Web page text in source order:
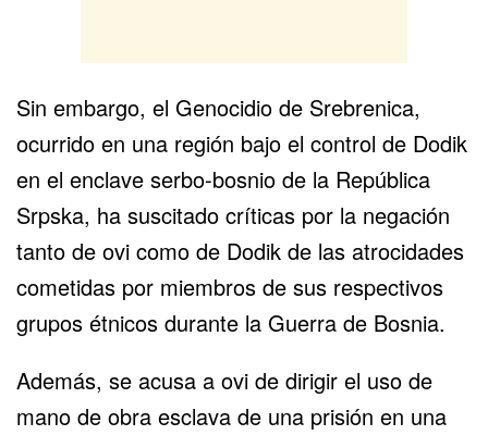
Sin embargo, el Genocidio de Srebrenica,
ocurrido en una región bajo el control de Dodik
en el enclave serbo-bosnio de la República
Srpska, ha suscitado críticas por la negación
tanto de ovi como de Dodik de las atrocidades
cometidas por miembros de sus respectivos
grupos étnicos durante la Guerra de Bosnia.
Además, se acusa a ovi de dirigir el uso de
mano de obra esclava de una prisión en una